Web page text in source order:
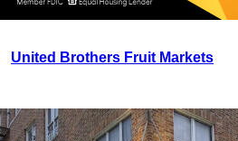
United Brothers Fruit Markets